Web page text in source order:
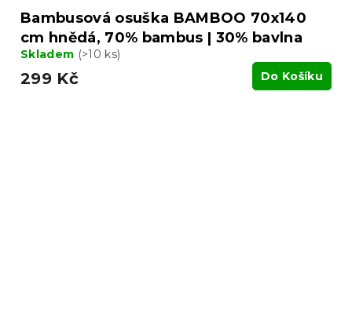
Bambusová osuška BAMBOO 70x140
cm hnědá, 70% bambus | 30% bavlna
Skladem (>10 ks)
299 Kč Do Košíku